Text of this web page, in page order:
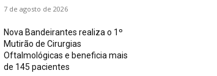
7 de agosto de 2026
Nova Bandeirantes realiza o 1º
Mutirão de Cirurgias
Oftalmológicas e beneficia mais
de 145 pacientes